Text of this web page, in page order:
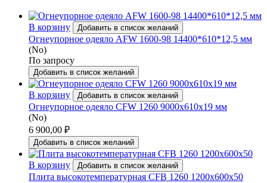
В корзину Добавить в список желаний
Огнеупорное одеяло AFW 1600-98 14400*610*12,5 мм
(No)
По запросу
Добавить в список желаний
В корзину Добавить в список желаний
Огнеупорное одеяло CFW 1260 9000x610x19 мм
(No)
6 900,00 ₽
Добавить в список желаний
В корзину Добавить в список желаний
Плита высокотемпературная CFB 1260 1200x600x50